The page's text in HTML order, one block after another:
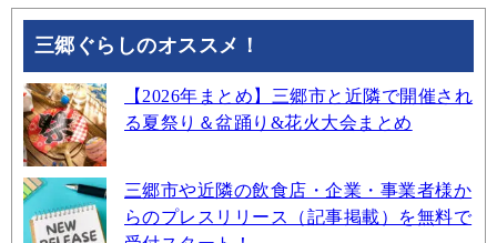
三郷ぐらしのオススメ！
【2026年まとめ】三郷市と近隣で開催され
る夏祭り＆盆踊り&花火大会まとめ
三郷市や近隣の飲食店・企業・事業者様か
らのプレスリリース（記事掲載）を無料で